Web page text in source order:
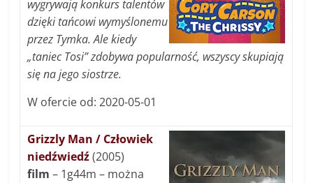
wygrywają konkurs talentów
dzięki tańcowi wymyślonemu
przez Tymka. Ale kiedy
„taniec Tosi” zdobywa popularność, wszyscy skupiają
się na jego siostrze.
W ofercie od: 2020-05-01
Grizzly Man / Człowiek
niedźwiedź(2005)
film – 1g44m – można